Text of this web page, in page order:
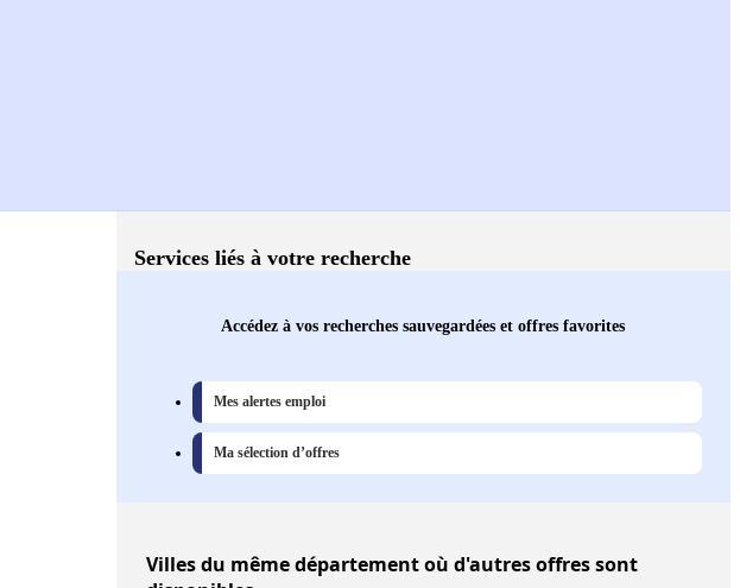
Services liés à votre recherche
Accédez à vos recherches sauvegardées et offres favorites
Mes alertes emploi
Ma sélection d’offres
Villesdu même département où d'autres offres sont